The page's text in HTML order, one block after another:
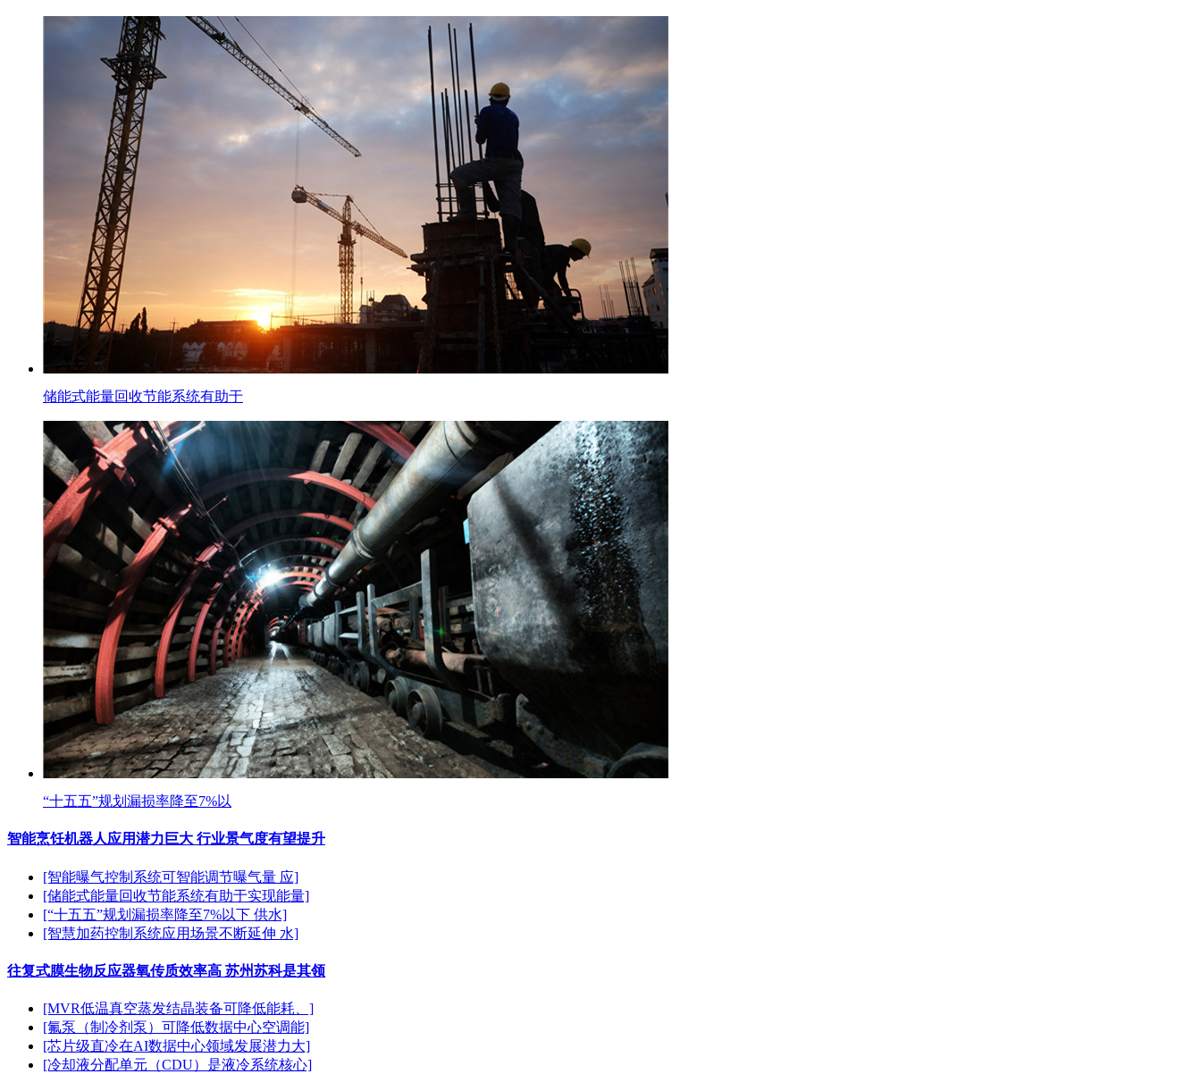
储能式能量回收节能系统有助于
“十五五”规划漏损率降至7%以
智能烹饪机器人应用潜力巨大 行业景气度有望提升
[智能曝气控制系统可智能调节曝气量 应]
[储能式能量回收节能系统有助于实现能量]
[“十五五”规划漏损率降至7%以下 供水]
[智慧加药控制系统应用场景不断延伸 水]
往复式膜生物反应器氧传质效率高 苏州苏科是其领
[MVR低温真空蒸发结晶装备可降低能耗、]
[氟泵（制冷剂泵）可降低数据中心空调能]
[芯片级直冷在AI数据中心领域发展潜力大]
[冷却液分配单元（CDU）是液冷系统核心]